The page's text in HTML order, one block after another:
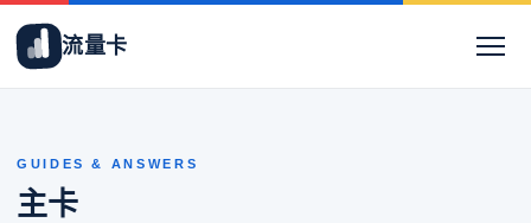
流量卡
GUIDES & ANSWERS
主卡